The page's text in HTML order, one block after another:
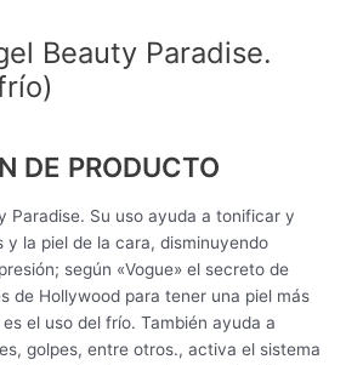
Beauty Paradise.
DE PRODUCTO
Paradise. Su uso ayuda a tonificar y
y la piel de la cara, disminuyendo
según «Vogue» el secreto de
de Hollywood para tener una piel más
el uso del frío. También ayuda a
golpes, entre otros., activa el sistema